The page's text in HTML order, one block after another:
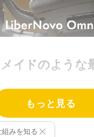
イドのような
（リベルノヴ
つで背中がロボッ
もっと見る
みを知る